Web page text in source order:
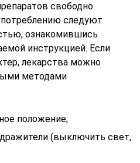
свободно
следуют
ознакомившись
инструкцией. Если
лекарства можно
методами
положение;
(выключить свет,